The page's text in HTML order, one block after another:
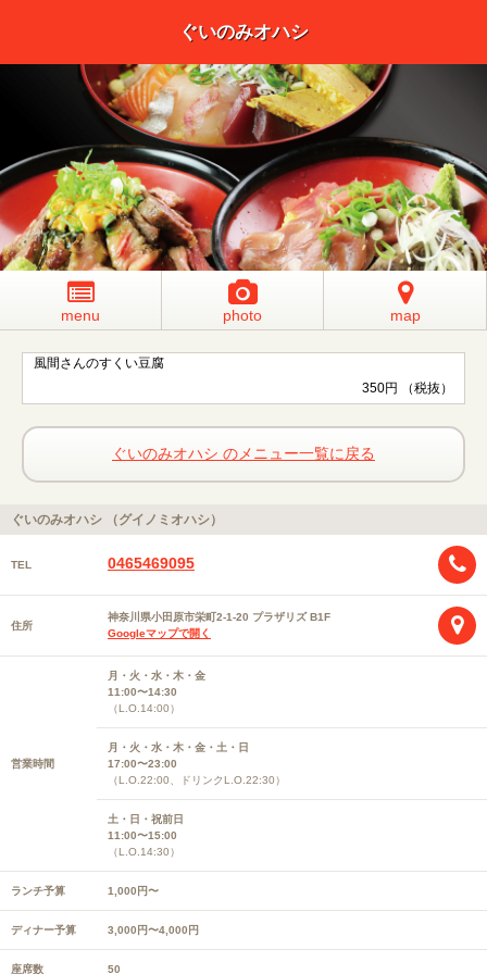
ぐいのみオハシ
menu photo map
風間さんのすくい豆腐
350円 （税抜）
ぐいのみオハシ のメニュー一覧に戻る
ぐいのみオハシ （グイノミオハシ）
TEL 0465469095
住所
神奈川県小田原市栄町2-1-20 プラザリズ B1F
Googleマップで開く
営業時間
月・火・水・木・金
11:00〜14:30
（L.O.14:00）
月・火・水・木・金・土・日
17:00〜23:00
（L.O.22:00、ドリンクL.O.22:30）
土・日・祝前日
11:00〜15:00
（L.O.14:30）
ランチ予算 1,000円〜
ディナー予算 3,000円〜4,000円
座席数 50